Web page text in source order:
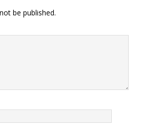
be published.